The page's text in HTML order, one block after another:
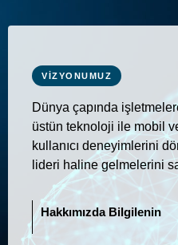
VIZYONUMUZ
Dünya çapında
üstün teknoloji ile mobil
kullanıcı deneyimlerini
lideri haline gelmelerini
Hakkımızda Bilgilenin
0